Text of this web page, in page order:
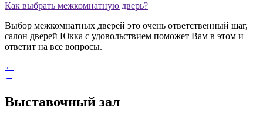
Как выбрать межкомнатную дверь?
Выбор межкомнатных дверей это очень ответственный шаг,
салон дверей Юкка с удовольствием поможет Вам в этом и
ответит на все вопросы.
←
→
Выставочный зал